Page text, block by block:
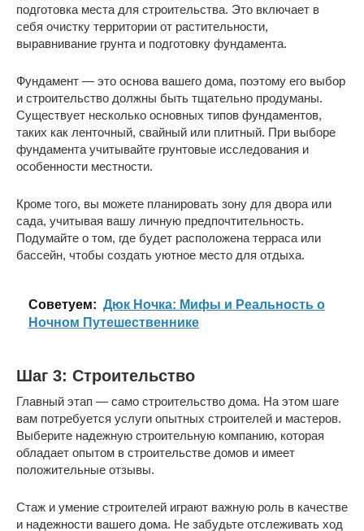
подготовка места для строительства. Это включает в
себя очистку территории от растительности,
выравнивание грунта и подготовку фундамента.
Фундамент — это основа вашего дома, поэтому его выбор
и строительство должны быть тщательно продуманы.
Существует несколько основных типов фундаментов,
таких как ленточный, свайный или плитный. При выборе
фундамента учитывайте грунтовые исследования и
особенности местности.
Кроме того, вы можете планировать зону для двора или
сада, учитывая вашу личную предпочтительность.
Подумайте о том, где будет расположена терраса или
бассейн, чтобы создать уютное место для отдыха.
Cоветуем: Дюк Ночка: Мифы и Реальность о
Ночном Путешественнике
Шаг 3: Строительство
Главный этап — само строительство дома. На этом шаге
вам потребуется услуги опытных строителей и мастеров.
Выберите надежную строительную компанию, которая
обладает опытом в строительстве домов и имеет
положительные отзывы.
Стаж и умение строителей играют важную роль в качестве
и надежности вашего дома. Не забудьте отслеживать ход